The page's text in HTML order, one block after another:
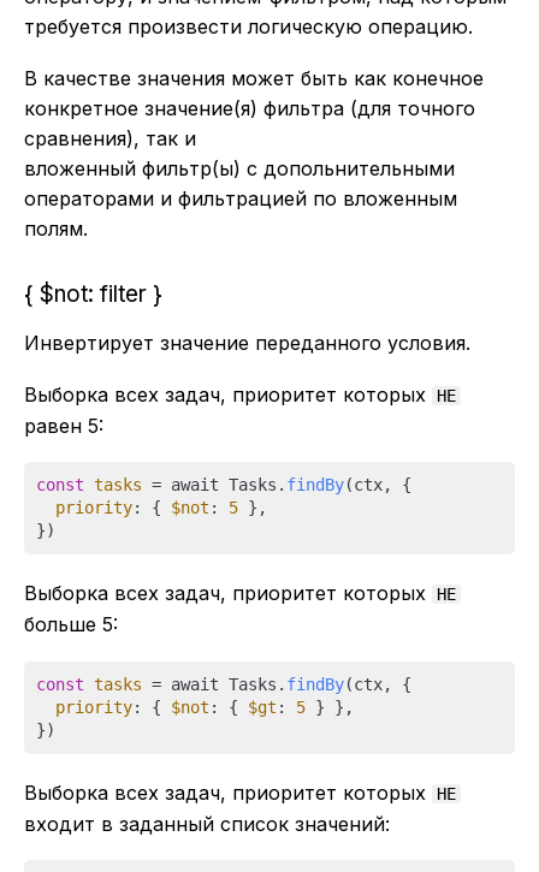
требуется произвести логическую операцию.
В качестве значения может быть как конечное
конкретное значение(я) фильтра (для точного
сравнения), так и
вложенный фильтр(ы) с допольнительными
операторами и фильтрацией по вложенным
полям.
{ $not: filter }
Инвертирует значение переданного условия.
Выборка всех задач, приоритет которых НЕ
равен 5:
const tasks = await Tasks. findBy(ctx, {
priority: { $not : 5 },
Выборка всех задач, приоритет которых НЕ
больше 5:
const tasks = await Tasks. findBy(ctx, {
priority: { $not : { $gt : 5 } },
Выборка всех задач, приоритет которых НЕ
входит в заданный список значений: